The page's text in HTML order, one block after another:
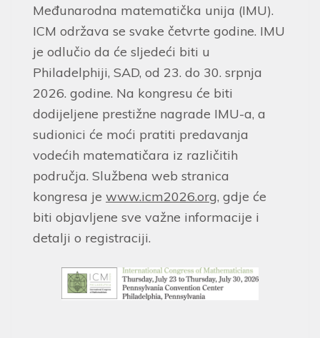
Međunarodna matematička unija (IMU).
ICM održava se svake četvrte godine. IMU
je odlučio da će sljedeći biti u
Philadelphiji, SAD, od 23. do 30. srpnja
2026. godine. Na kongresu će biti
dodijeljene prestižne nagrade IMU-a, a
sudionici će moći pratiti predavanja
vodećih matematičara iz različitih
područja. Službena web stranica
kongresa je www.icm2026.org, gdje će
biti objavljene sve važne informacije i
detalji o registraciji.